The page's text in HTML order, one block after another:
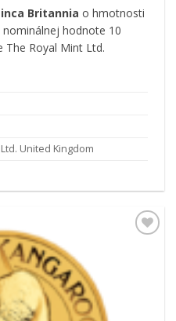
Britannia o hmotnosti
hodnote 10
The Royal Mint Ltd.
United Kingdom